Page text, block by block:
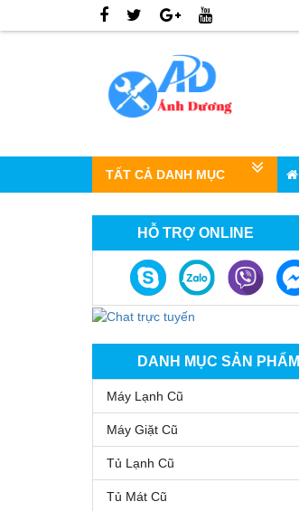
TẤT CẢ DANH MỤC
HỖ TRỢ ONLINE
DANH MỤC SẢN PHẨM
Máy Lạnh Cũ
Máy Giặt Cũ
Tủ Lạnh Cũ
Tủ Mát Cũ